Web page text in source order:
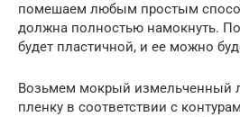
помешаем любым простым
должна полностью намокнуть.
будет пластичной, и ее можно
Возьмем мокрый измельченный
пленку в соответствии с